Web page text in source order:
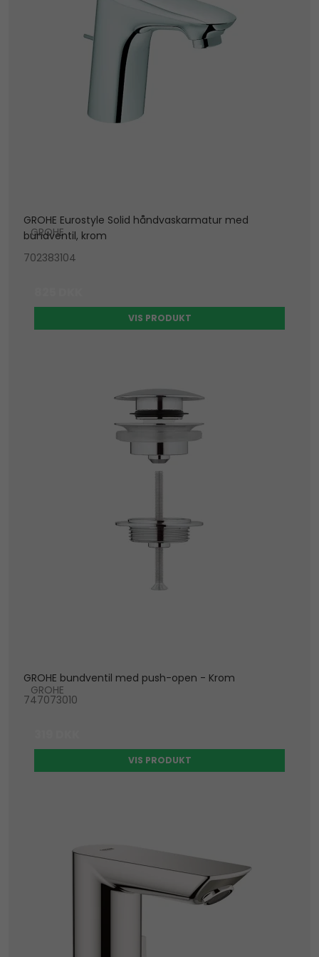
GROHE Eurostyle Solid håndvaskarmatur med
bundventil, krom
GROHE
702383104
VIS PRODUKT
GROHE bundventil med push-open - Krom
GROHE
747073010
VIS PRODUKT